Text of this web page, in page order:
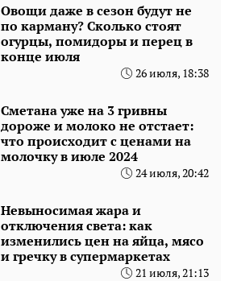
Овощи даже в сезон будут не
по карману? Сколько стоят
огурцы, помидоры и перец в
конце июля
26 июля, 18:38
Сметана уже на 3 гривны
дороже и молоко не отстает:
что происходит с ценами на
молочку в июле 2024
24 июля, 20:42
Невыносимая жара и
отключения света: как
изменились цен на яйца, мясо
и гречку в супермаркетах
21 июля, 21:13